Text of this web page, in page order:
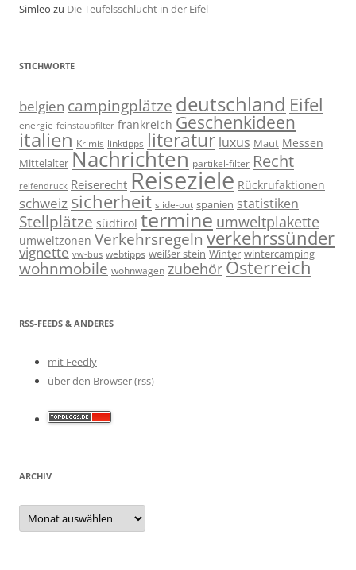
Simleo zu Die Teufelsschlucht in der Eifel
STICHWORTE
belgien campingplätze deutschland Eifel
energie feinstaubfilter frankreich Geschenkideen
italien Krimis linktipps literatur luxus Maut Messen
Mittelalter Nachrichten partikel-filter Recht
reifendruck Reiserecht Reiseziele Rückrufaktionen
schweiz sicherheit slide-out spanien statistiken
Stellplätze südtirol termine umweltplakette
umweltzonen Verkehrsregeln verkehrssünder
vignette vw-bus webtipps weißer stein Winter wintercamping
wohnmobile wohnwagen zubehör Österreich
RSS-FEEDS & ANDERES
mit Feedly
über den Browser (rss)
ARCHIV
Archiv